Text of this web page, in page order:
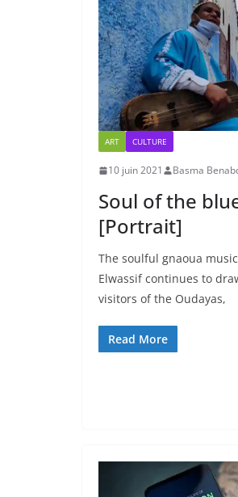
ART CULTURE
10 juin 2021 Basma
Soul of the
[Portrait]
The soulful gnaoua
Elwassif continues to
visitors of the Oudayas,
Read More